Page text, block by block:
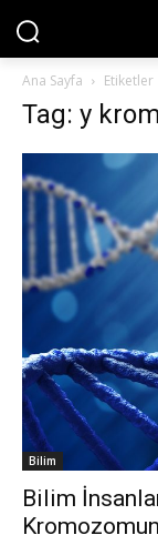
Ana Sayfa Etiketler
Tag: y
Bilim
Bilim